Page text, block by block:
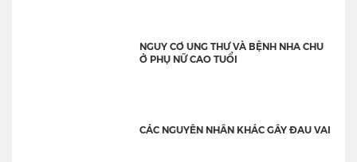
NGUY CƠ UNG THƯ VÀ BỆNH NHA CHU
Ở PHỤ NỮ CAO TUỔI
CÁC NGUYÊN NHÂN KHÁC GÂY ĐAU VAI